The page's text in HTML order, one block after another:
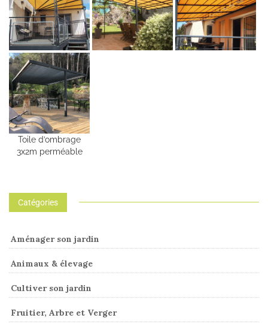
Toile d’ombrage
3x2m perméable
Catégories
Aménager son jardin
Animaux & élevage
Cultiver son jardin
Fruitier, Arbre et Verger